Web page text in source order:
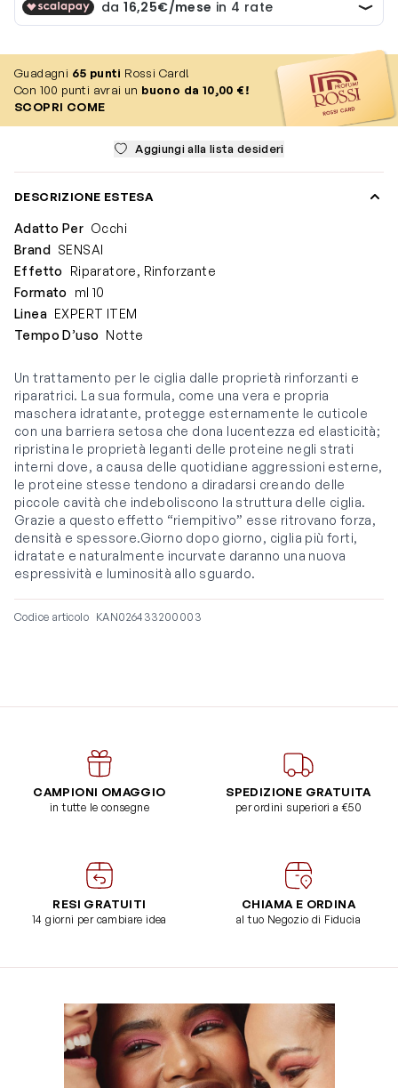
Guadagni 65 punti Rossi Card!
Con 100 punti avrai un buono da 10,00 €!
SCOPRI COME
Aggiungi alla lista desideri
DESCRIZIONE ESTESA
Adatto Per Occhi
Brand SENSAI
Effetto
Riparatore, Rinforzante
Formato
ml 10
Linea EXPERT ITEM
Tempo D’uso Notte
Un trattamento per le ciglia dalle proprietà rinforzanti e
riparatrici. La sua formula, come una vera e propria
maschera idratante, protegge esternamente le cuticole
con una barriera setosa che dona lucentezza ed elasticità;
ripristina le proprietà leganti delle proteine negli strati
interni dove, a causa delle quotidiane aggressioni esterne,
le proteine stesse tendono a diradarsi creando delle
piccole cavità che indeboliscono la struttura delle ciglia.
Grazie a questo effetto “riempitivo” esse ritrovano forza,
densità e spessore.Giorno dopo giorno, ciglia più forti,
idratate e naturalmente incurvate daranno una nuova
espressività e luminosità allo sguardo.
Codice articolo KAN026433200003
CAMPIONI OMAGGIO
in tutte le consegne
SPEDIZIONE GRATUITA
per ordini superiori a €50
RESI GRATUITI
14 giorni per cambiare idea
CHIAMA E ORDINA
al tuo Negozio di Fiducia